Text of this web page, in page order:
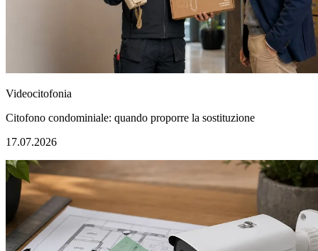
Videocitofonia
Citofono condominiale: quando proporre la sostituzione
17.07.2026